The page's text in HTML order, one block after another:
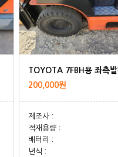
TOYOTA 7FBH용 좌측
200,000원
제조사 :
적재용량 :
배터리 :
년식 :